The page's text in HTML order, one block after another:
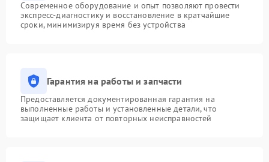
Современное оборудование и опыт позволяют провести
экспресс-диагностику и восстановление в кратчайшие
сроки, минимизируя время без устройства
Гарантия на работы и запчасти
Предоставляется документированная гарантия на
выполненные работы и установленные детали, что
защищает клиента от повторных неисправностей